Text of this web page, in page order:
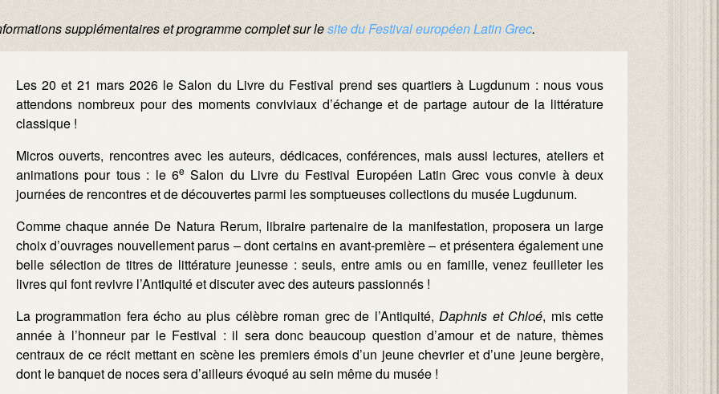
supplémentaires et programme complet sur lesite du Festival européen Latin Grec.
Les 20 et 21 mars 2026 le Salon du Livre du Festival prend ses quartiers à Lugdunum : nous vous
attendons nombreux pour des moments conviviaux d’échange et de partage autour de la littérature
classique !
Micros ouverts, rencontres avec les auteurs, dédicaces, conférences, mais aussi lectures, ateliers et
animations pour tous : le 6e Salon du Livre du Festival Européen Latin Grec vous convie à deux
journées de rencontres et de découvertes parmi les somptueuses collections du musée Lugdunum.
Comme chaque année De Natura Rerum, libraire partenaire de la manifestation, proposera un large
choix d’ouvrages nouvellement parus – dont certains en avant-première – et présentera également une
belle sélection de titres de littérature jeunesse : seuls, entre amis ou en famille, venez feuilleter les
livres qui font revivre l’Antiquité et discuter avec des auteurs passionnés !
La programmation fera écho au plus célèbre roman grec de l’Antiquité,Daphnis et Chloé, mis cette
année à l’honneur par le Festival : il sera donc beaucoup question d’amour et de nature, thèmes
centraux de ce récit mettant en scène les premiers émois d’un jeune chevrier et d’une jeune bergère,
dont le banquet de noces sera d’ailleurs évoqué au sein même du musée !